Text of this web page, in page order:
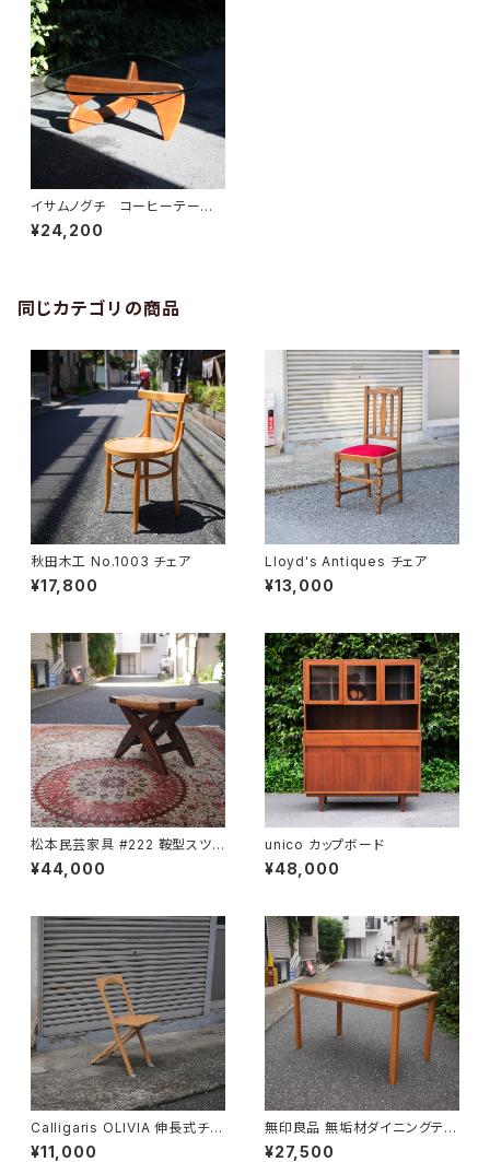
イサムノグチ コーヒーテーブ
ル リプロダクト
¥24,200
同じカテゴリの商品
秋田木工 No.1003 チェア
¥17,800
Lloyd's Antiques チェア
¥13,000
松本民芸家具 #222 鞍型スツ
ール
¥44,000
unico カップボード
¥48,000
Calligaris OLIVIA 伸長式チェ
ア
¥11,000
無印良品 無垢材ダイニングテー
ブル
¥27,500